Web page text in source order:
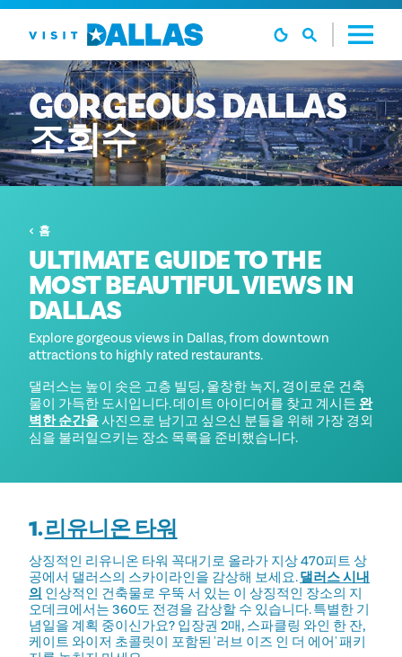
본문으로 건너뛰기
GORGEOUSDALLAS
조회수
홈
ULTIMATE GUIDE TO THE
MOST BEAUTIFUL VIEWS IN
DALLAS
Explore gorgeous views in Dallas, from downtown
attractions to highly rated restaurants.
댈러스는 높이 솟은 고층 빌딩, 울창한 녹지, 경이로운 건축
물이 가득한 도시입니다. 데이트 아이디어를 찾고 계시든 완
벽한 순간을사진으로 남기고 싶으신 분들을 위해 가장 경외
심을 불러일으키는 장소 목록을 준비했습니다.
1.리유니온 타워
상징적인 리유니온 타워 꼭대기로 올라가 지상 470피트 상
공에서 댈러스의 스카이라인을 감상해 보세요.댈러스 시내
의 인상적인 건축물로 우뚝 서 있는 이 상징적인 장소의 지
오데크에서는 360도 전경을 감상할 수 있습니다. 특별한 기
념일을 계획 중이신가요? 입장권 2매, 스파클링 와인 한 잔,
케이트 와이저 초콜릿이 포함된 '러브 이즈 인 더 에어' 패키